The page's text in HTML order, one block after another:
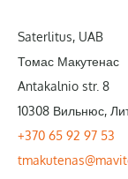
Saterlitus, UAB
Томас Макутенас
Antakalnio str. 8
10308 Вильнюс,
+370 65 92 97 53